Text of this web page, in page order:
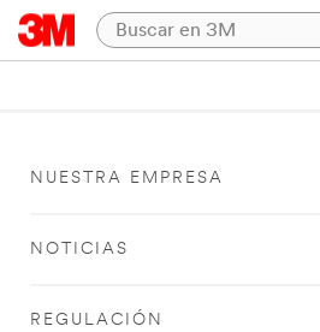
NUESTRA EMPRESA
NOTICIAS
REGULACIÓN